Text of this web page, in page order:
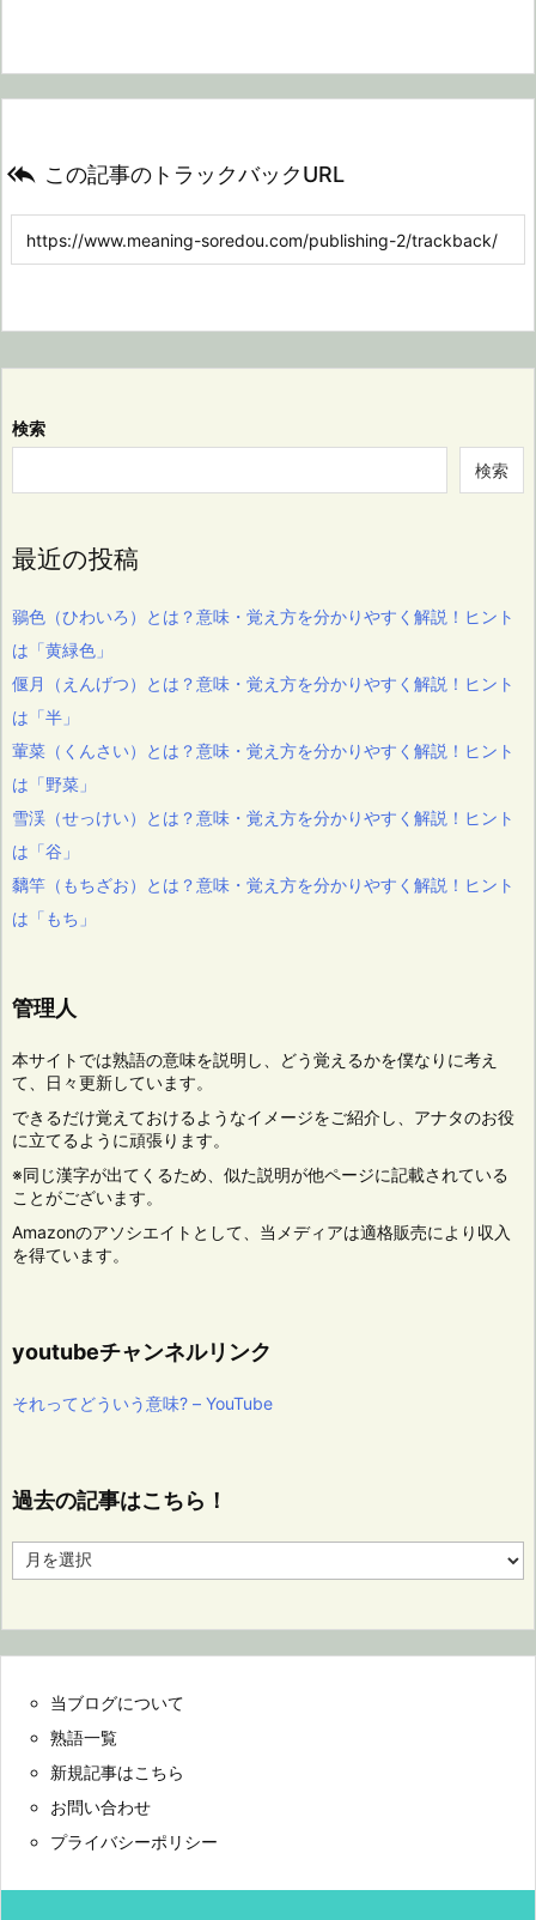
 この記事のトラックバックURL
検索
検索
最近の投稿
鶸色（ひわいろ）とは？意味・覚え方を分かりやすく解説！ヒント
は「黄緑色」
偃月（えんげつ）とは？意味・覚え方を分かりやすく解説！ヒント
は「半」
葷菜（くんさい）とは？意味・覚え方を分かりやすく解説！ヒント
は「野菜」
雪渓（せっけい）とは？意味・覚え方を分かりやすく解説！ヒント
は「谷」
黐竿（もちざお）とは？意味・覚え方を分かりやすく解説！ヒント
は「もち」
管理人
本サイトでは熟語の意味を説明し、どう覚えるかを僕なりに考え
て、日々更新しています。
できるだけ覚えておけるようなイメージをご紹介し、アナタのお役
に立てるように頑張ります。
※同じ漢字が出てくるため、似た説明が他ページに記載されている
ことがございます。
Amazonのアソシエイトとして、当メディアは適格販売により収入
を得ています。
youtubeチャンネルリンク
それってどういう意味? – YouTube
過去の記事はこちら！
去
ら！
当ブログについて
熟語一覧
新規記事はこちら
お問い合わせ
プライバシーポリシー